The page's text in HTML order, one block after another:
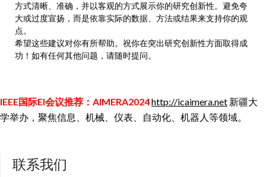
方式清晰、准确，并以客观的方式展示你的研究创新性。避免夸
大或过度宣扬，而是依靠实际的数据、方法或结果来支持你的观
点。
希望这些建议对你有所帮助。祝你在突出研究创新性方面取得成
功！如有任何其他问题，请随时提问。
IEEE国际EI会议推荐：AIMERA2024http://icaimera.net 新疆大
学举办，聚焦信息、机械、仪表、自动化、机器人等领域。
联系我们